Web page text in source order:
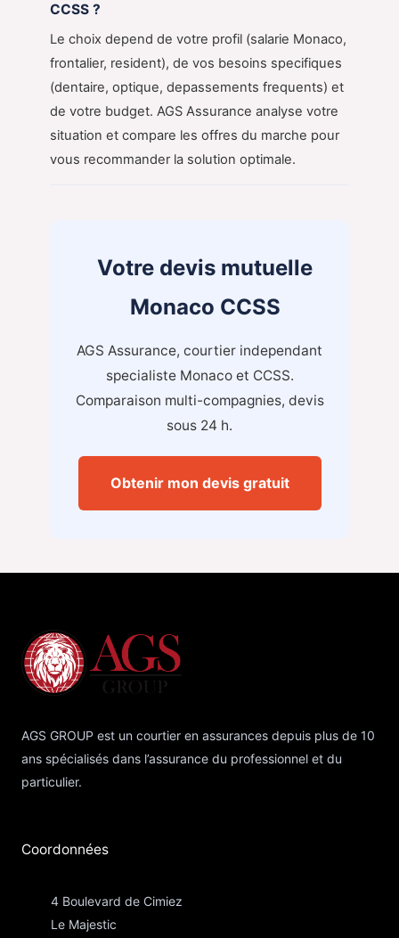
CCSS ?
Le choix depend de votre profil (salarie Monaco,
frontalier, resident), de vos besoins specifiques
(dentaire, optique, depassements frequents) et
de votre budget. AGS Assurance analyse votre
situation et compare les offres du marche pour
vous recommander la solution optimale.
Votre devis mutuelle
Monaco CCSS
AGS Assurance, courtier independant
specialiste Monaco et CCSS.
Comparaison multi-compagnies, devis
sous 24 h.
Obtenir mon devis gratuit
AGS GROUP est un courtier en assurances depuis plus de 10
ans spécialisés dans l’assurance du professionnel et du
particulier.
Coordonnées​
4 Boulevard de Cimiez
Le Majestic